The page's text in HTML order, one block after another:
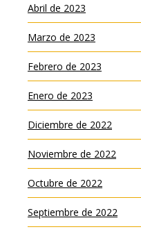
Abril de 2023
Marzo de 2023
Febrero de 2023
Enero de 2023
Diciembre de 2022
Noviembre de 2022
Octubre de 2022
Septiembre de 2022